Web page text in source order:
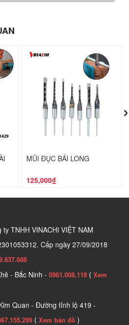
MŨI ĐỤC BÁI LONG
125,000₫
›
TNHH VINACHI VIỆT NAM
Cấp ngày 27/09/2018
- Bắc Ninh - 0961.008.118 ( Xem
Quan - Đường tỉnh lộ 419 -
( Xem bản đồ )